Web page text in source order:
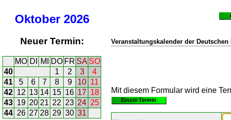
Oktober 2026
Neuer Termin:
MO DI MI DO FR SA SO
40
1 2 3
4
41
5 6 7 8 9 10 11
42 12 13 14 15 16 17 18
43 19 20 21 22 23 24 25
44 26 27 28 29 30 31
Veranstaltungskalender der
Mit diesem Formular wird eine
Einzel-Termin